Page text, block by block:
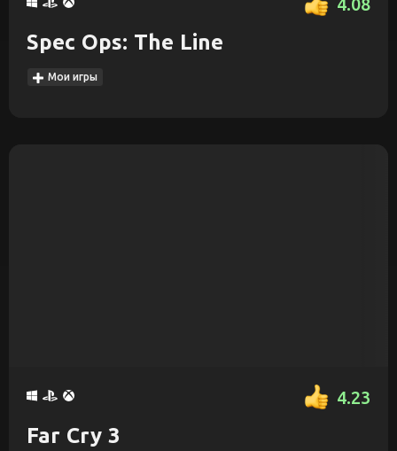
Spec Ops: The Line
Мои игры
4.23
Far Cry 3